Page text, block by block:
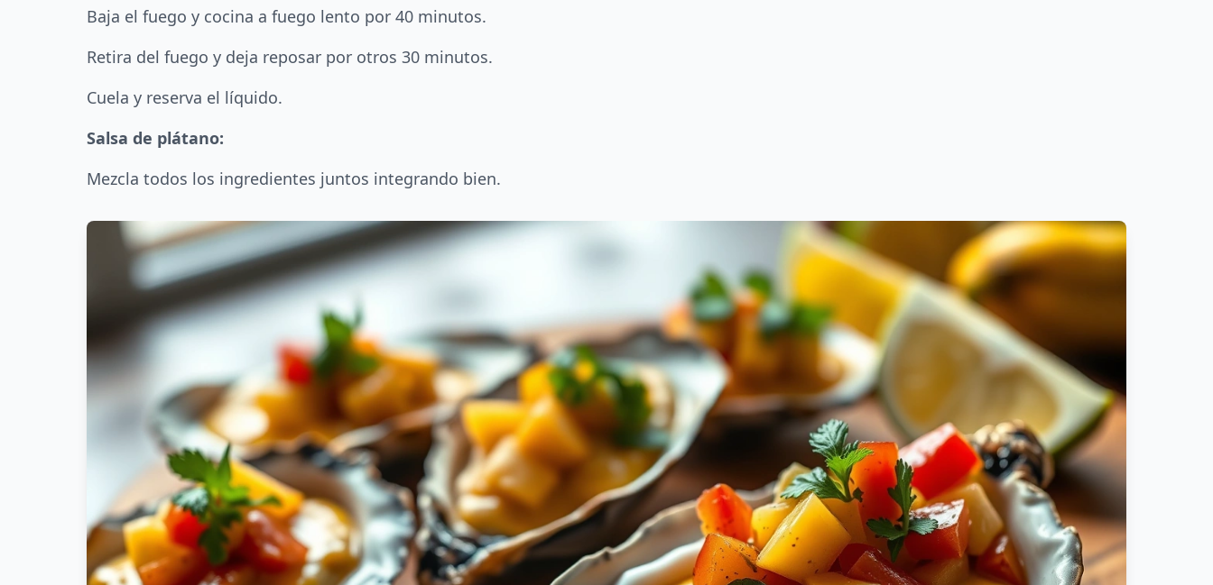
Baja el fuego y cocina a fuego lento por 40 minutos.
Retira del fuego y deja reposar por otros 30 minutos.
Cuela y reserva el líquido.
Salsa de plátano:
Mezcla todos los ingredientes juntos integrando bien.